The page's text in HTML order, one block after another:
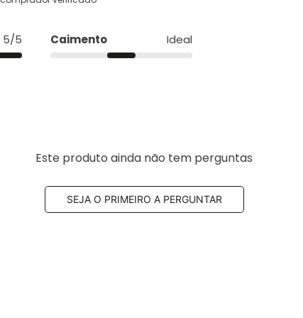
5/5 Caimento Ideal
Este produto ainda não tem perguntas
SEJA O PRIMEIRO A PERGUNTAR